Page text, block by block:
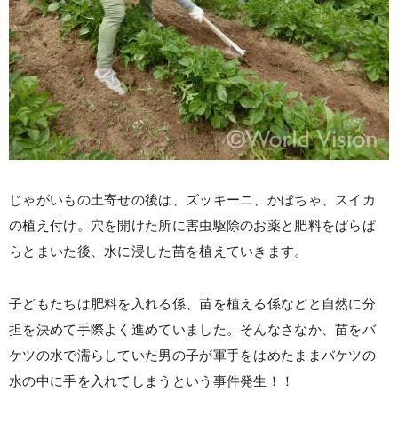
じゃがいもの土寄せの後は、ズッキーニ、かぼちゃ、スイカ
の植え付け。穴を開けた所に害虫駆除のお薬と肥料をぱらぱ
らとまいた後、水に浸した苗を植えていきます。
子どもたちは肥料を入れる係、苗を植える係などと自然に分
担を決めて手際よく進めていました。そんなさなか、苗をバ
ケツの水で濡らしていた男の子が軍手をはめたままバケツの
水の中に手を入れてしまうという事件発生！！